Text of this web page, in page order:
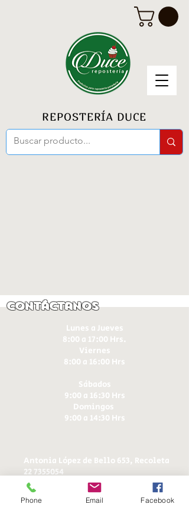
REPOSTERÍA DUCE
Contáctanos
Lunes a Jueves
8:00 a 17:00 Hrs.
Viernes
8:00 a 16:00 Hrs​
Sábados
9:00 a 16:30 Hrs
Domingos
9:00 a 14:30 Hrs
Antonia López de Bello 653, Recoleta
22 7355054
22 7375725
+56 9 75224598
ducereposteria@gmail.com
Phone Email Facebook